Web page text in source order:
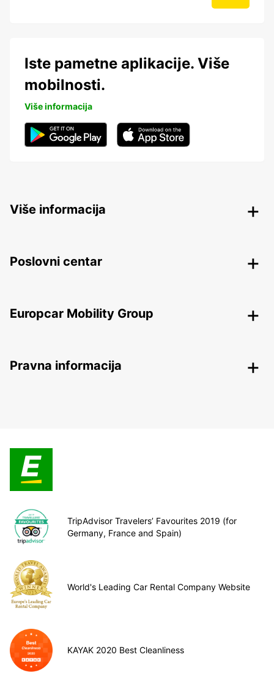
Iste pametne aplikacije. Više
mobilnosti.
Više informacija
Više informacija
Poslovni centar
Europcar Mobility Group
Pravna informacija
TripAdvisor Travelers’ Favourites 2019 (for
Germany, France and Spain)
World's Leading Car Rental Company Website
KAYAK 2020 Best Cleanliness